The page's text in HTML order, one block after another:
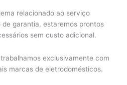
relacionado ao serviço
garantia, estaremos prontos
sem custo adicional.
exclusivamente com
marcas de eletrodomésticos.